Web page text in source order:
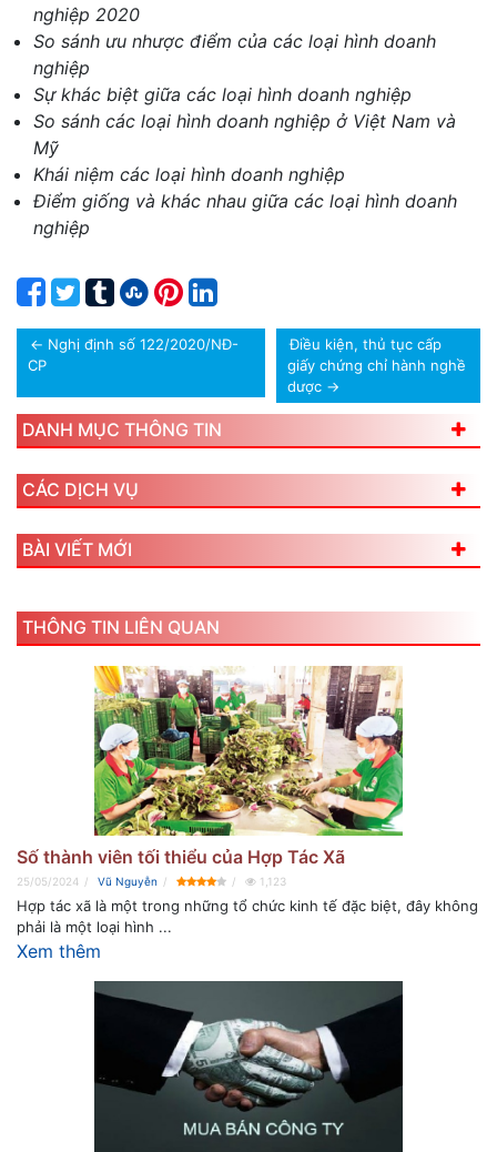
nghiệp 2020
So sánh ưu nhược điểm của các loại hình doanh
nghiệp
Sự khác biệt giữa các loại hình doanh nghiệp
So sánh các loại hình doanh nghiệp ở Việt Nam và
Mỹ
Khái niệm các loại hình doanh nghiệp
Điểm giống và khác nhau giữa các loại hình doanh
nghiệp
← Nghị định số 122/2020/NĐ-
CP
Điều kiện, thủ tục cấp
giấy chứng chỉ hành nghề
dược →
DANH MỤC THÔNG TIN
CÁC DỊCH VỤ
BÀI VIẾT MỚI
THÔNG TIN LIÊN QUAN
Số thành viên tối thiểu của Hợp Tác Xã
25/05/2024 Vũ Nguyễn 1,123
Hợp tác xã là một trong những tổ chức kinh tế đặc biệt, đây không
phải là một loại hình ...
Xem thêm